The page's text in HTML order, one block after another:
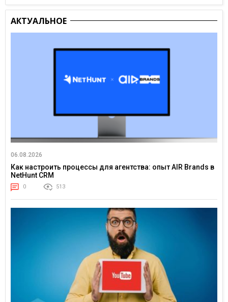
АКТУАЛЬНОЕ
06.08.2026
Как настроить процессы для агентства: опыт AIR Brands в
NetHunt CRM
0 513